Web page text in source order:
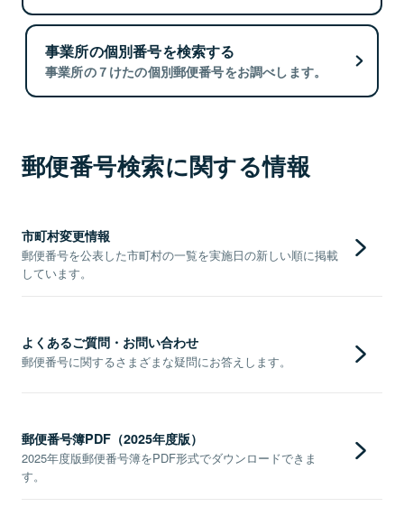
事業所の個別番号を検索する
事業所の７けたの個別郵便番号をお調べします。
郵便番号検索に関する情報
市町村変更情報
郵便番号を公表した市町村の一覧を実施日の新しい順に掲載
しています。
よくあるご質問・お問い合わせ
郵便番号に関するさまざまな疑問にお答えします。
郵便番号簿PDF（2025年度版）
2025年度版郵便番号簿をPDF形式でダウンロードできま
す。